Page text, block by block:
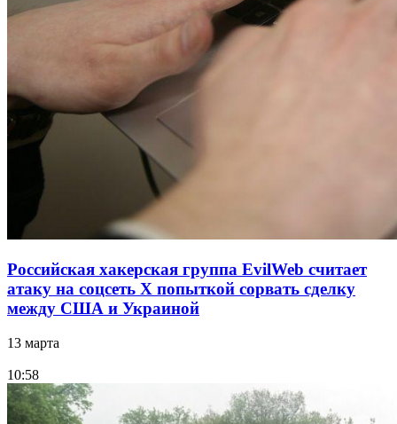
Российская хакерская группа EvilWeb считает
атаку на соцсеть Х попыткой сорвать сделку
между США и Украиной
13 марта
10:58